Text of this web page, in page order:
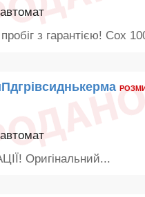
автомат
з гарантією! Сох
автомат
Оригінальний...